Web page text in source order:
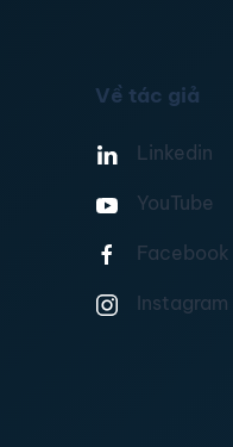
Về tác giả
Linkedin
YouTube
Facebook
Instagram